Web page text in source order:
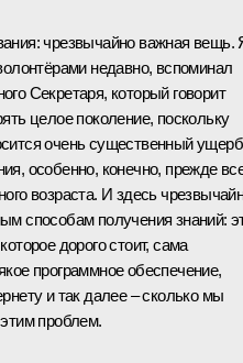
чрезвычайно важная вещь.
недавно, вспоминал
Секретаря, который говорит
целое поколение, поскольку
очень существенный ущерб
особенно, конечно, прежде
возраста. И здесь
способам получения знаний:
дорого стоит, сама
программное обеспечение,
и так далее – сколько мы
проблем.